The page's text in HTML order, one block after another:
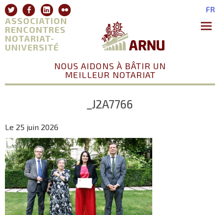
Aller
au
contenu
TwitterFacebook
LinkedinFlickr FR
ASSOCIATION
RENCONTRES
NOTARIAT-
UNIVERSITÉ
NOUS AIDONS À BÂTIR UN
MEILLEUR NOTARIAT
_J2A7766
Le 25 juin 2026